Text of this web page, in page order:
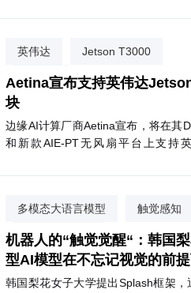
英伟达 Jetson T3000
Aetina
Aetina宣布支持英伟达
块
边缘AI计算厂商Aetina宣布，将在其
和新款AIE-PT无风扇平台上支持
TFLOPS算力，功耗70W；T2000则
季度上市，支持Nemotron、
多模态大语言模型 触觉感知
掩码隔离训练
机器人的“触觉觉醒“：韩国
型AI模型在不忘记视觉的前
韩国梨花女子大学提出Splash框架